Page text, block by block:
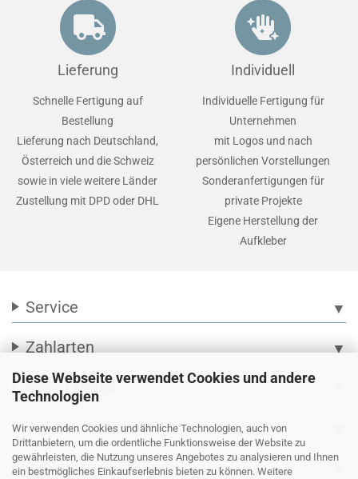
Diese Webseite verwendet Cookies und andere
Technologien
Wir verwenden Cookies und ähnliche Technologien, auch von
Drittanbietern, um die ordentliche Funktionsweise der Website zu
gewährleisten, die Nutzung unseres Angebotes zu analysieren und Ihnen
ein bestmögliches Einkaufserlebnis bieten zu können. Weitere
Lieferung
Schnelle Fertigung auf
Bestellung
Lieferung nach Deutschland,
Österreich und die Schweiz
sowie in viele weitere Länder
Zustellung mit DPD oder DHL
Individuell
Individuelle Fertigung für
Unternehmen
mit Logos und nach
persönlichen Vorstellungen
Sonderanfertigungen für
private Projekte
Eigene Herstellung der
Aufkleber
Service ▼
Zahlarten ▼
Social Media
Wir versenden mit
Ihre persönliche Seite